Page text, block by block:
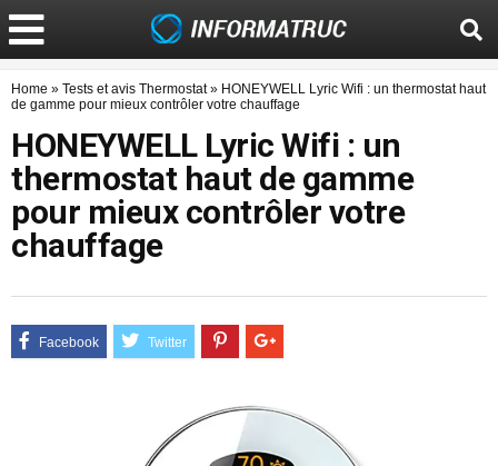
Home » Tests et avis Thermostat» HONEYWELL Lyric Wifi : un thermostat haut
de gamme pour mieux contrôler votre chauffage
HONEYWELL Lyric Wifi : un
thermostat haut de gamme
pour mieux contrôler votre
chauffage